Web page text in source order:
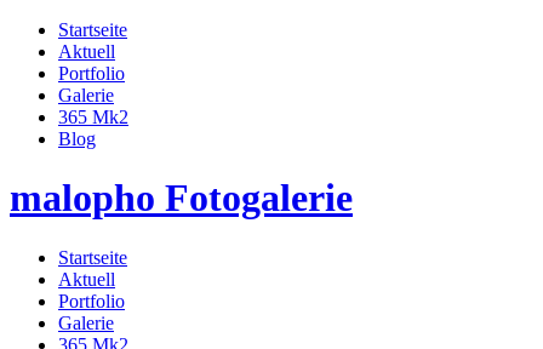
Startseite
Aktuell
Portfolio
Galerie
365 Mk2
Blog
malopho Fotogalerie
Startseite
Aktuell
Portfolio
Galerie
365 Mk2